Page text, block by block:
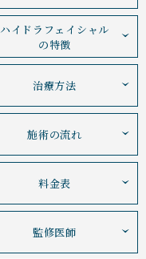
ハイドラフェイシャル
の特徴
治療方法
施術の流れ
料金表
監修医師